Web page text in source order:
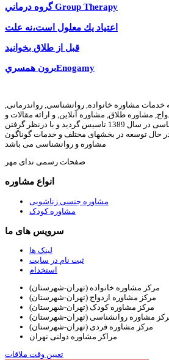
گروه درماني Group Therapy
اعتياد يك معلول است،نه علت
قبل از طلاق بخوانید
برون همسريEnogamy
خدمات مشاوره خانواده, روانشناسی, رواندرمانی,
مشاوره طلاق, مشاوره آنلاین, و ارائه مقالات و
متون با کیفیت در حوزه روانشناسی در سال 1389 تاسیس گردید و با درنظر گرفتن
در حال توسعه در بخشهای مختلف و خدمات گوناگون
مشاوره و روانشناسی می باشد
صفحات رسمی ندای مهر
انواع مشاوره
مشاوره جنسی زناشویی
مشاوره کودک
سرویس های ما
لینک ها
ثبت نام در سایت
استخدام
مرکز مشاوره خانواده (تهران-شهرستان)
مرکز مشاوره ازدواج (تهران-شهرستان)
مرکز مشاوره کودک (تهران-شهرستان)
مشاوره روانشناسی (تهران-شهرستان)
مرکز مشاوره فردی (تهران-شهرستان)
مراکز مشاوره دولتی تهران
تعیین وقت ملاقات